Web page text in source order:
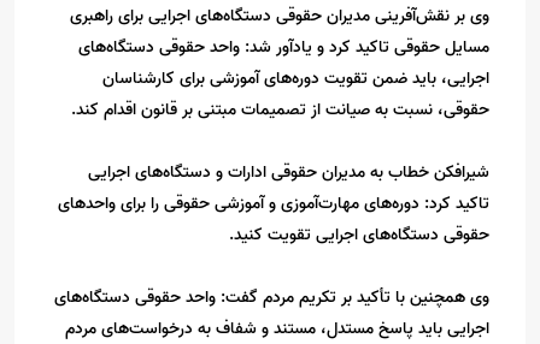
وی بر نقش‌آفرینی مدیران حقوقی دستگاه‌های اجرایی برای راهبری
مسایل حقوقی تاکید کرد و یادآور شد: واحد حقوقی دستگاه‌های
اجرایی، باید ضمن تقویت دوره‌های آموزشی برای کارشناسان
حقوقی، نسبت به صیانت از تصمیمات مبتنی بر قانون اقدام کند.
شیرافکن خطاب به مدیران حقوقی ادارات و دستگاه‌های اجرایی
تاکید کرد: دوره‌های مهارت‌آموزی و آموزشی حقوقی را برای واحدهای
حقوقی دستگاه‌های اجرایی تقویت کنید.
وی همچنین با تأکید بر تکریم مردم گفت: واحد حقوقی دستگاه‌های
اجرایی باید پاسخ مستدل، مستند و شفاف به درخواست‌های مردم